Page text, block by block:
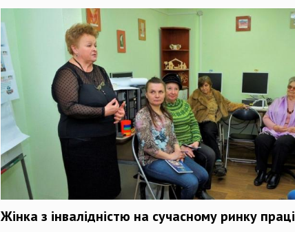
Жінка з інвалідністю на сучасному ринку праці